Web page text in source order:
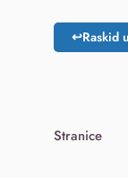
↩Raskid
Stranice